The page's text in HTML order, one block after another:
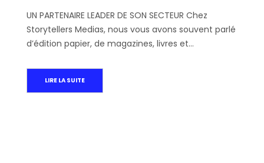
UN PARTENAIRE LEADER DE SON SECTEUR Chez
Storytellers Medias, nous vous avons souvent parlé
d’édition papier, de magazines, livres et…
LIRE LA SUITE